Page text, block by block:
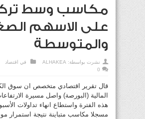
مكاسب وسط
على الاسهم
والمتوسطة
نشرت بواسطة: ALHAKEA في اقتصاد
0
قال تقرير اقتصادي متخصص ان سوق
المالية (البورصة) واصل مسيرة
هذه الفترة واستطاع انهاء تداولات
مسجلا مكاسب متباينة نتيجة استمرار